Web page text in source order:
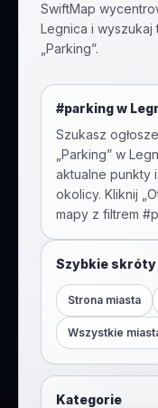
SwiftMap
Legnica i wyszukaj
„Parking”.
#parkingw
Szukasz
Parking” w
aktualne punkty
okolicy. Kliknij
mapy z filtrem #
Szybkie skróty
Strona miasta
Wszystkie
Kategorie